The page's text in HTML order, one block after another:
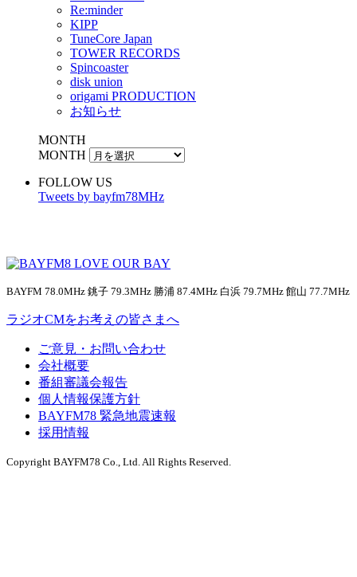
Re:minder
KIPP
TuneCore Japan
TOWER RECORDS
Spincoaster
disk union
origami PRODUCTION
お知らせ
MONTH
MONTH
FOLLOW US
Tweets by bayfm78MHz
BAYFM 78.0MHz 銚子 79.3MHz 勝浦 87.4MHz 白浜 79.7MHz 館山 77.7MHz
ラジオCMをお考えの皆さまへ
ご意見・お問い合わせ
会社概要
番組審議会報告
個人情報保護方針
BAYFM78 緊急地震速報
採用情報
Copyright BAYFM78 Co., Ltd. All Rights Reserved.